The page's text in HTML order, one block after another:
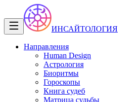
ИНСАЙТОЛОГИЯ
Направления
Human Design
Астрология
Биоритмы
Гороскопы
Книга судеб
Матрица судьбы